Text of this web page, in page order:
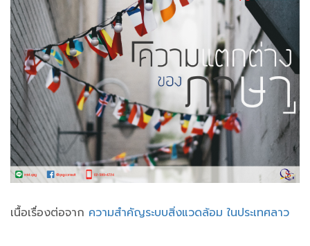
เนื้อเรื่องต่อจาก ความสำคัญระบบสิ่งแวดล้อม ในประเทศลาว